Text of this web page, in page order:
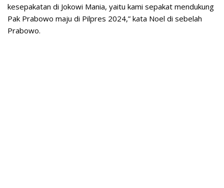
kesepakatan di Jokowi Mania, yaitu kami sepakat mendukung
Pak Prabowo maju di Pilpres 2024,” kata Noel di sebelah
Prabowo.